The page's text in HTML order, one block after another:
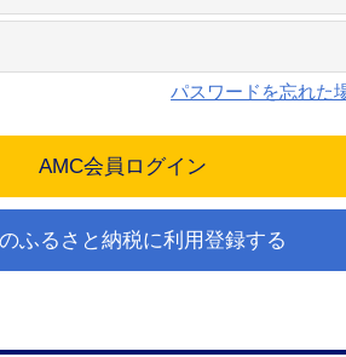
パスワードを忘れた
ふるさと納税に利用登録する